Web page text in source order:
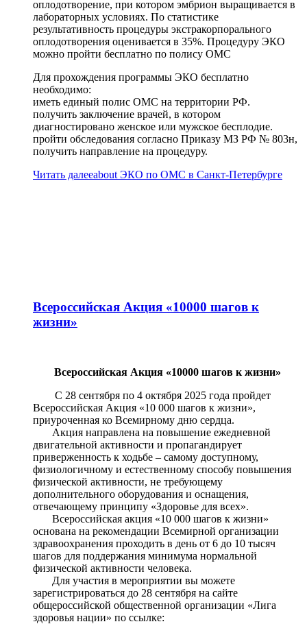
оплодотворение, при котором эмбрион выращивается в
лабораторных условиях. По статистике
результативность процедуры экстракорпорального
оплодотворения оценивается в 35%. Процедуру ЭКО
можно пройти бесплатно по полису ОМС
Для прохождения программы ЭКО бесплатно
необходимо:
иметь единый полис ОМС на территории РФ.
получить заключение врачей, в котором
диагностировано женское или мужское бесплодие.
пройти обследования согласно Приказу МЗ РФ № 803н,
получить направление на процедуру.
Читать далееabout ЭКО по ОМС в Санкт-Петербурге
Всероссийская Акция «10000 шагов к
жизни»
Всероссийская Акция «10000 шагов к жизни»
С 28 сентября по 4 октября 2025 года пройдет
Всероссийская Акция «10 000 шагов к жизни»,
приуроченная ко Всемирному дню сердца.
Акция направлена на повышение ежедневной
двигательной активности и пропагандирует
приверженность к ходьбе – самому доступному,
физиологичному и естественному способу повышения
физической активности, не требующему
дополнительного оборудования и оснащения,
отвечающему принципу «Здоровье для всех».
Всероссийская акция «10 000 шагов к жизни»
основана на рекомендации Всемирной организации
здравоохранения проходить в день от 6 до 10 тысяч
шагов для поддержания минимума нормальной
физической активности человека.
Для участия в мероприятии вы можете
зарегистрироваться до 28 сентября на сайте
общероссийской общественной организации «Лига
здоровья нации» по ссылке: